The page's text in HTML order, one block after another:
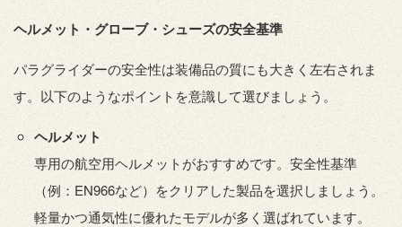
ヘルメット・グローブ・シューズの安全基準
パラグライダーの安全性は装備品の質にも大きく左右されま
す。以下のようなポイントを意識して選びましょう。
ヘルメット
専用の航空用ヘルメットがおすすめです。安全性基準
（例：EN966など）をクリアした製品を選択しましょう。
軽量かつ通気性に優れたモデルが多く選ばれています。